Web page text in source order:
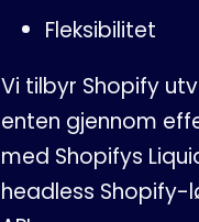
Fleksibilitet
Vi tilbyr Shopify
enten gjennom
med Shopifys
headless